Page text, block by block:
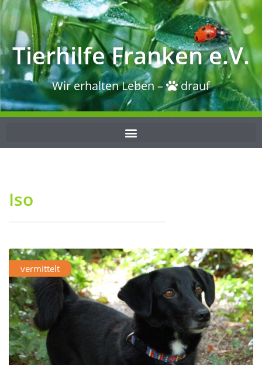
Tierhilfe Franken e.V.
Wir erhalten Leben – drauf
Iso
vermittelt